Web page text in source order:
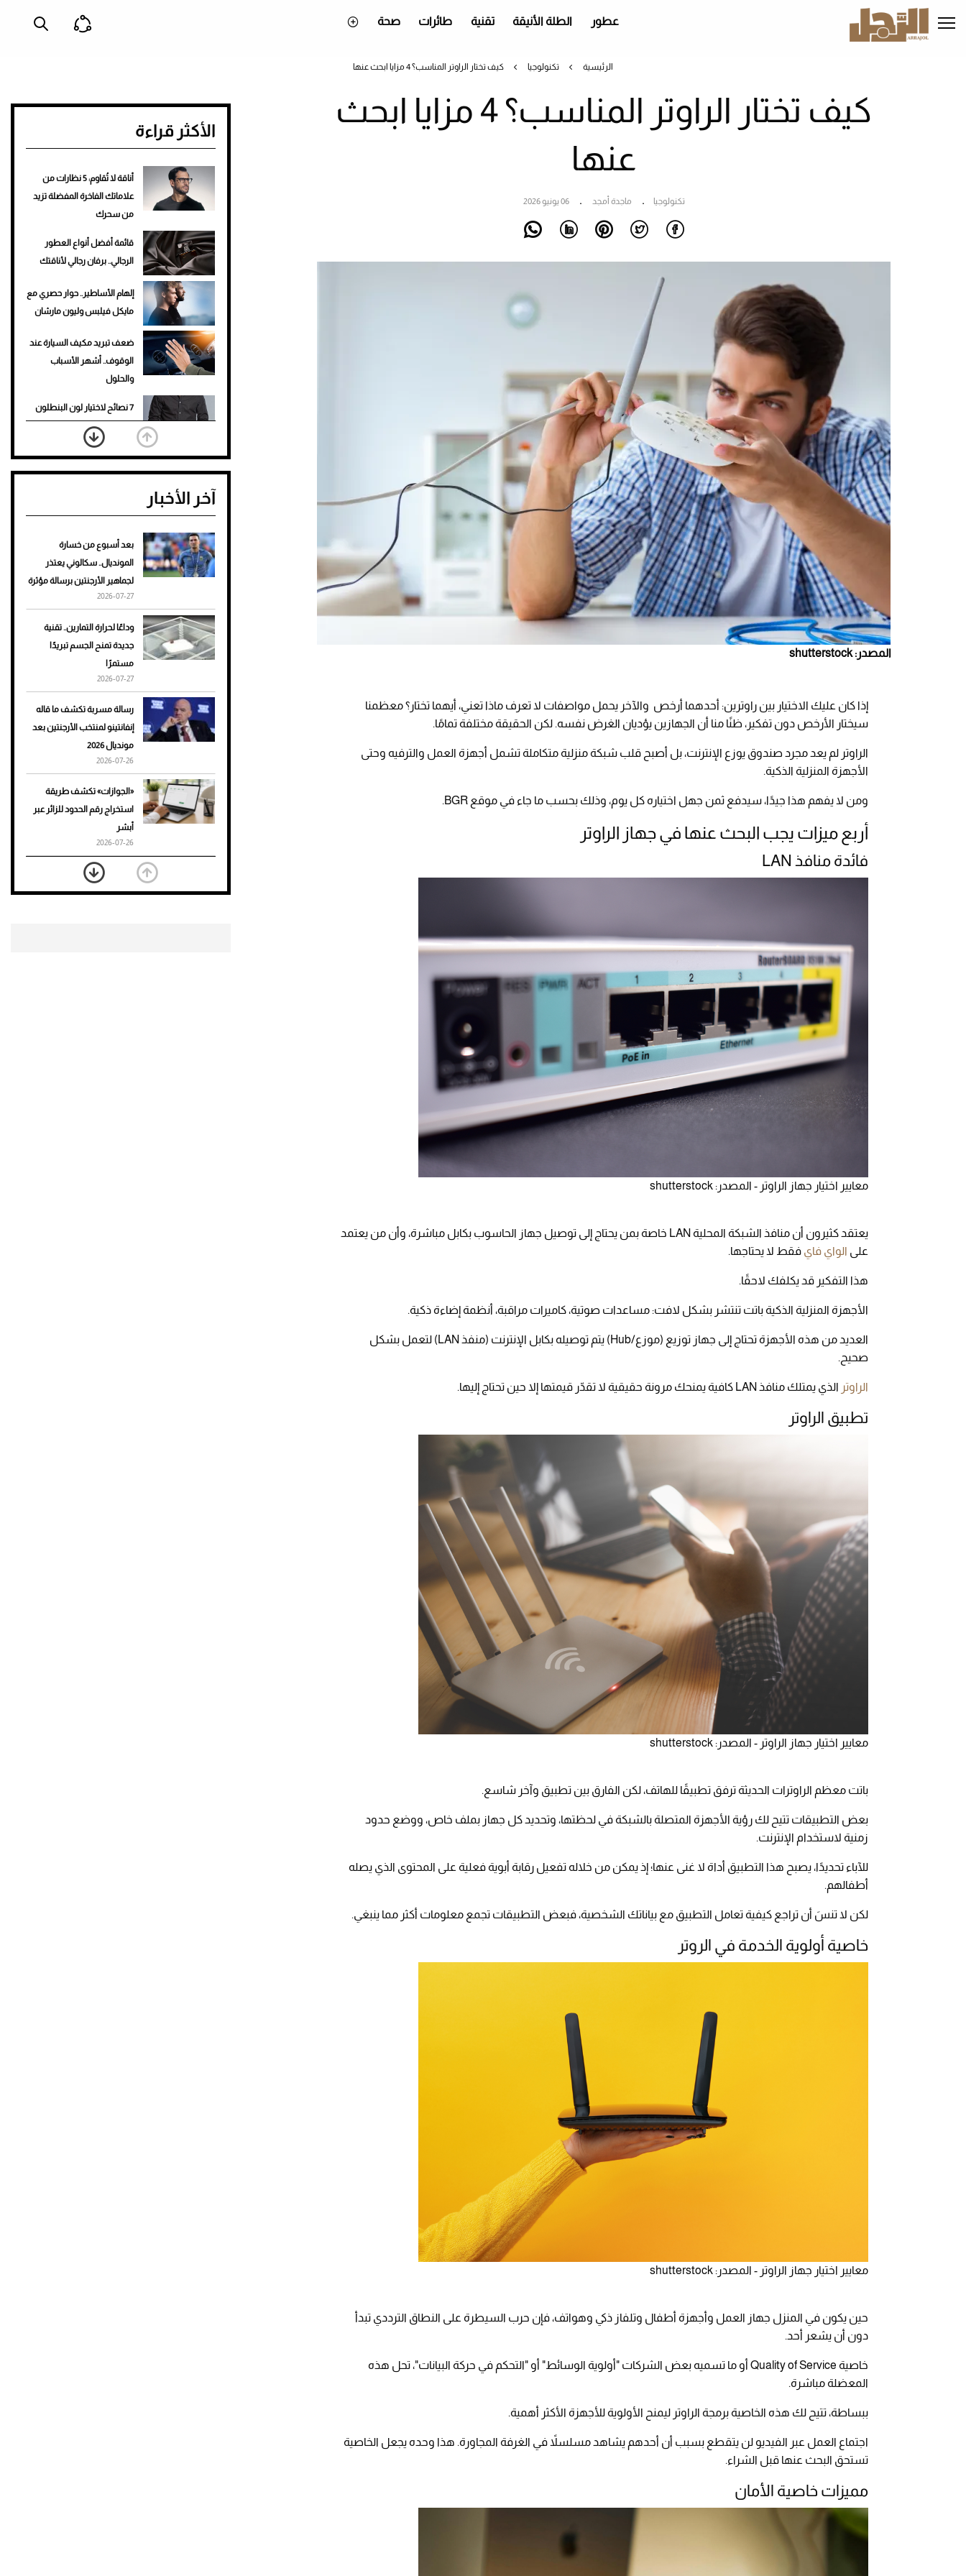
إلى
المحتوى
عطور الطلة الأنيقة تقنية طائرات صحة
الرئيسية تكنولوجيا كيف تختار الراوتر المناسب؟ 4 مزايا ابحث عنها
كيف تختار الراوتر المناسب؟ 4 مزايا ابحث
عنها
تكنولوجيا ماجدة أمجد 06 يونيو 2026
المصدر: shutterstock
إذا كان عليك الاختيار بين راوترين: أحدهما أرخص والآخر يحمل مواصفات لا تعرف ماذا تعني، أيهما تختار؟ معظمنا
سيختار الأرخص دون تفكير، ظنًا منا أن الجهازين يؤديان الغرض نفسه. لكن الحقيقة مختلفة تمامًا.
الراوتر لم يعد مجرد صندوق يوزع الإنترنت، بل أصبح قلب شبكة منزلية متكاملة تشمل أجهزة العمل والترفيه وحتى
الأجهزة المنزلية الذكية.
ومن لا يفهم هذا جيدًا، سيدفع ثمن جهل اختياره كل يوم، وذلك بحسب ما جاء في موقع BGR.
أربع ميزات يجب البحث عنها في جهاز الراوتر
فائدة منافذ LAN
معايير اختيار جهاز الراوتر - المصدر: shutterstock
يعتقد كثيرون أن منافذ الشبكة المحلية LAN خاصة بمن يحتاج إلى توصيل جهاز الحاسوب بكابل مباشرة، وأن من يعتمد
على الواي فاي فقط لا يحتاجها.
هذا التفكير قد يكلفك لاحقًا.
الأجهزة المنزلية الذكية باتت تنتشر بشكل لافت: مساعدات صوتية، كاميرات مراقبة، أنظمة إضاءة ذكية.
العديد من هذه الأجهزة تحتاج إلى جهاز توزيع (موزع/Hub) يتم توصيله بكابل الإنترنت (منفذ LAN) لتعمل بشكل
صحيح.
الراوتر الذي يمتلك منافذ LAN كافية يمنحك مرونة حقيقية لا تقدّر قيمتها إلا حين تحتاج إليها.
تطبيق الراوتر
معايير اختيار جهاز الراوتر - المصدر: shutterstock
باتت معظم الراوترات الحديثة ترفق تطبيقًا للهاتف، لكن الفارق بين تطبيق وآخر شاسع.
بعض التطبيقات تتيح لك رؤية الأجهزة المتصلة بالشبكة في لحظتها، وتحديد كل جهاز بملف خاص، ووضع حدود
زمنية لاستخدام الإنترنت.
للآباء تحديدًا، يصبح هذا التطبيق أداة لا غنى عنها؛ إذ يمكن من خلاله تفعيل رقابة أبوية فعلية على المحتوى الذي يصله
أطفالهم.
لكن لا تنسَ أن تراجع كيفية تعامل التطبيق مع بياناتك الشخصية، فبعض التطبيقات تجمع معلومات أكثر مما ينبغي.
خاصية أولوية الخدمة في الروتر
معايير اختيار جهاز الراوتر - المصدر: shutterstock
حين يكون في المنزل جهاز العمل وأجهزة أطفال وتلفاز ذكي وهواتف، فإن حرب السيطرة على النطاق الترددي تبدأ
دون أن يشعر أحد.
خاصية Quality of Service أو ما تسميه بعض الشركات "أولوية الوسائط" أو "التحكم في حركة البيانات"، تحل هذه
المعضلة مباشرة.
ببساطة، تتيح لك هذه الخاصية برمجة الراوتر ليمنح الأولوية للأجهزة الأكثر أهمية.
اجتماع العمل عبر الفيديو لن يتقطع بسبب أن أحدهم يشاهد مسلسلاً في الغرفة المجاورة. هذا وحده يجعل الخاصية
تستحق البحث عنها قبل الشراء.
مميزات خاصية الأمان
الأكثر قراءة
أناقة لا تُقاوم: 5 نظارات من
علاماتك الفاخرة المفضلة تزيد
من سحرك
قائمة أفضل أنواع العطور
الرجالي.. برفان رجالي لأناقتك
إلهام الأساطير.. حوار حصري مع
مايكل فيلبس وليون مارشان
ضعف تبريد مكيف السيارة عند
الوقوف.. أشهر الأسباب
والحلول
7 نصائح لاختيار لون البنطلون
المناسب للقميص الأسود
نرى المستقبل من خلال
تصميماتنا.. كيف حجزت 1886
تمنحك فخامة استثنائية
هوى الأبطال
أفضل تدريج للشعر الطويل
لإطلالة جريئة وعصرية
للرجال
آخر الأخبار
بعد أسبوع من خسارة
المونديال.. سكالوني يعتذر
لجماهير الأرجنتين برسالة مؤثرة
2026-07-27
وداعًا لحرارة التمارين.. تقنية
جديدة تمنح الجسم تبريدًا
مستمرًا
2026-07-27
رسالة مسربة تكشف ما قاله
إنفانتينو لمنتخب الأرجنتين بعد
مونديال 2026
2026-07-26
«الجوازات» تكشف طريقة
استخراج رقم الحدود للزائر عبر
أبشر
2026-07-26
بعد 7 أشهر من تعرضه لحادث
مروع.. جوشوا يفوز على برينغا